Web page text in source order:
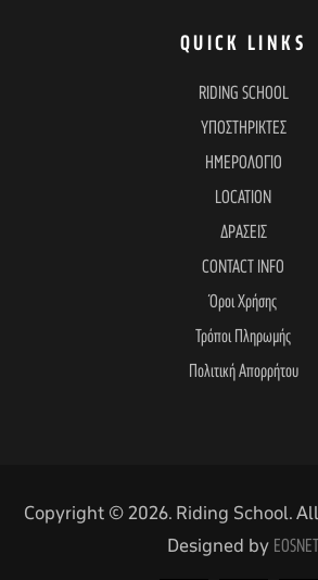
QUICK LINKS
RIDING SCHOOL
ΥΠΟΣΤΗΡΙΚΤΕΣ
ΗΜΕΡΟΛΟΓΙΟ
LOCATION
ΔΡΑΣΕΙΣ
CONTACT INFO
Όροι Χρήσης
Τρόποι Πληρωμής
Πολιτική Απορρήτου
Copyright © 2026. Riding School.
Designed by EOSNET